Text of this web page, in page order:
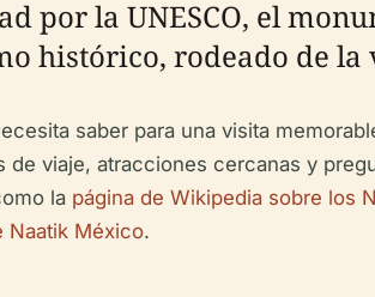
por la UNESCO, el
histórico, rodeado de
saber para una visita
viaje, atracciones cercanas y
la página de Wikipedia sobre los
Naatik México.